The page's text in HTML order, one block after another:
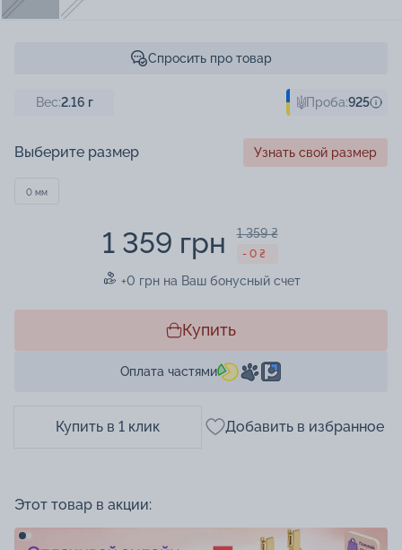
Спросить про товар
Вес:2.16 г Проба:925
Выберите размер Узнать свой размер
0 мм
1 359 грн 1 359 ₴
- 0 ₴
+0 грн на Ваш бонусный счет
Купить
Оплата частями
Купить в 1 клик Добавить в избранное
Этот товар в акции: